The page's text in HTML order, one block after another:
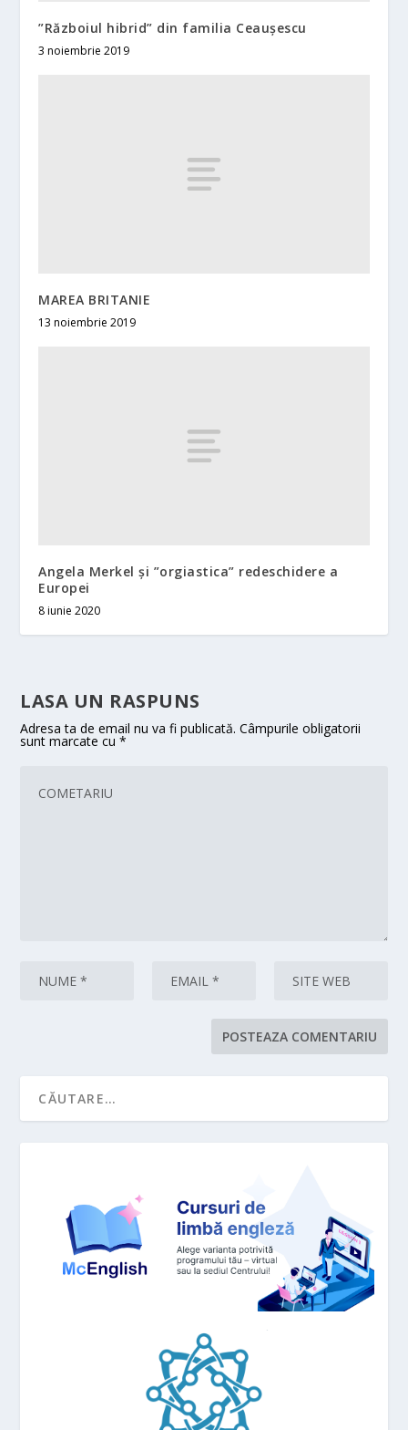
”Războiul hibrid” din familia Ceaușescu
3 noiembrie 2019
MAREA BRITANIE
13 noiembrie 2019
Angela Merkel și ”orgiastica” redeschidere a
Europei
8 iunie 2020
LASA UN RASPUNS
Adresa ta de email nu va fi publicată. Câmpurile obligatorii
sunt marcate cu*